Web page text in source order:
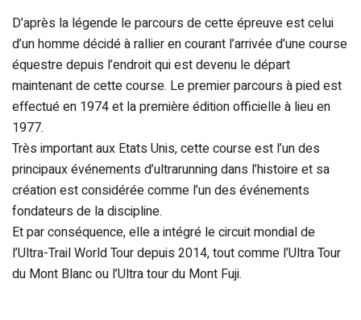
D’après la légende le parcours de cette épreuve est celui
d’un homme décidé à rallier en courant l’arrivée d’une course
équestre depuis l’endroit qui est devenu le départ
maintenant de cette course. Le premier parcours à pied est
effectué en 1974 et la première édition officielle à lieu en
1977.
Très important aux Etats Unis, cette course est l’un des
principaux événements d’ultrarunning dans l’histoire et sa
création est considérée comme l’un des événements
fondateurs de la discipline.
Et par conséquence, elle a intégré le circuit mondial de
l’Ultra-Trail World Tour depuis 2014, tout comme l’Ultra Tour
du Mont Blanc ou l’Ultra tour du Mont Fuji.